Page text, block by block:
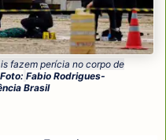
fazem perícia no corpo de
Foto: Fabio Rodrigues-
Brasil